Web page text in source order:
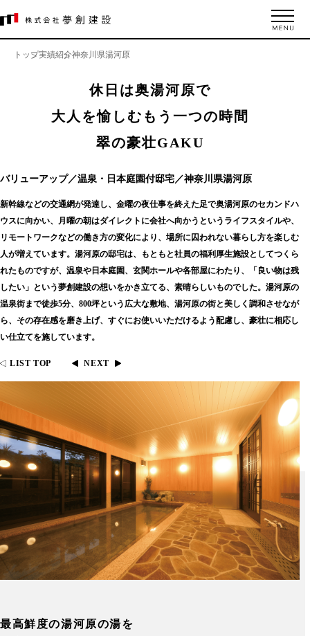
トップ実績紹介神奈川県湯河原
休日は奥湯河原で
大人を愉しむもう一つの時間
翠の豪壮GAKU
LIST TOP NEXT
バリューアップ／温泉・日本庭園付邸宅／神奈川県湯河原
新幹線などの交通網が発達し、金曜の夜仕事を終えた足で奥湯河原のセカンドハ
ウスに向かい、月曜の朝はダイレクトに会社へ向かうというライフスタイルや、
リモートワークなどの働き方の変化により、場所に囚われない暮らし方を楽しむ
人が増えています。湯河原の邸宅は、もともと社員の福利厚生施設としてつくら
れたものですが、温泉や日本庭園、玄関ホールや各部屋にわたり、「良い物は残
したい」という夢創建設の想いをかき立てる、素晴らしいものでした。湯河原の
温泉街まで徒歩5分、800坪という広大な敷地、湯河原の街と美しく調和させなが
ら、その存在感を磨き上げ、すぐにお使いいただけるよう配慮し、豪壮に相応し
い仕立てを施しています。
最高鮮度の湯河原の湯を